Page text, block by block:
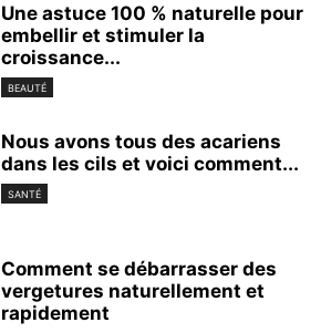
Une astuce 100 % naturelle pour
embellir et stimuler la
croissance...
BEAUTÉ
Nous avons tous des acariens
dans les cils et voici comment...
SANTÉ
Comment se débarrasser des
vergetures naturellement et
rapidement